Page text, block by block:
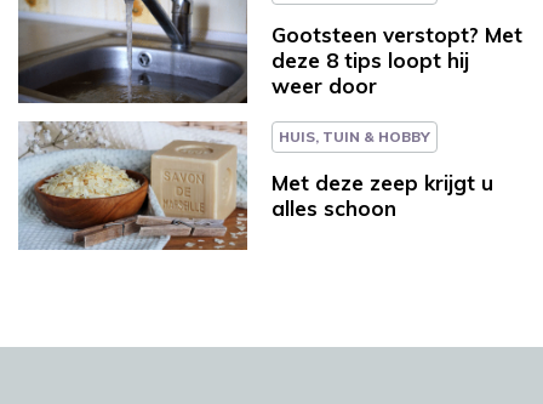
Gootsteen verstopt? Met
deze 8 tips loopt hij
weer door
HUIS, TUIN & HOBBY
Met deze zeep krijgt u
alles schoon